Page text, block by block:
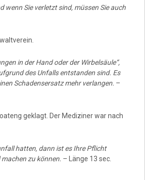
wenn Sie verletzt sind, müssen Sie auch
in der Hand oder der Wirbelsäule“,
des Unfalls entstanden sind. Es
Schadensersatz mehr verlangen. –
geklagt. Der Mediziner war nach
hatten, dann ist es Ihre Pflicht
zu können. – Länge 13 sec.